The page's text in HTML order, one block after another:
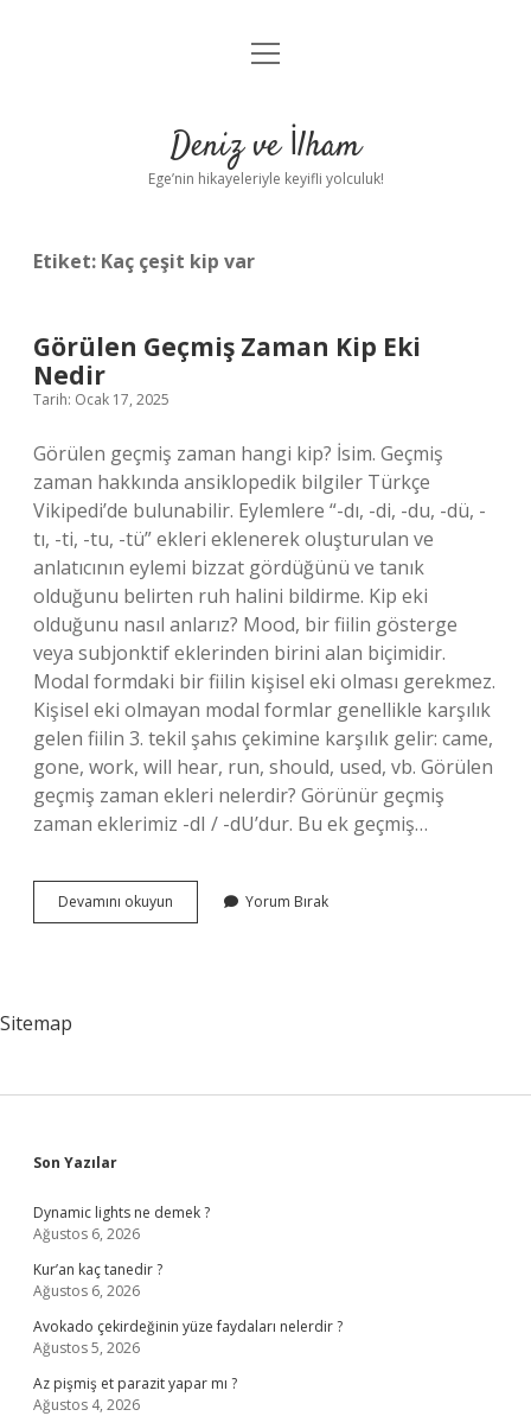
Anasayfa
Yasal Uyarı
menüyü
Deniz ve İlham
Ege’nin hikayeleriyle keyifli yolculuk!
Etiket: Kaç çeşit kip var
Görülen Geçmiş Zaman Kip Eki
Nedir
Tarih: Ocak 17, 2025
Görülen geçmiş zaman hangi kip? İsim. Geçmiş
zaman hakkında ansiklopedik bilgiler Türkçe
Vikipedi’de bulunabilir. Eylemlere “-dı, -di, -du, -dü, -
tı, -ti, -tu, -tü” ekleri eklenerek oluşturulan ve
anlatıcının eylemi bizzat gördüğünü ve tanık
olduğunu belirten ruh halini bildirme. Kip eki
olduğunu nasıl anlarız? Mood, bir fiilin gösterge
veya subjonktif eklerinden birini alan biçimidir.
Modal formdaki bir fiilin kişisel eki olması gerekmez.
Kişisel eki olmayan modal formlar genellikle karşılık
gelen fiilin 3. tekil şahıs çekimine karşılık gelir: came,
gone, work, will hear, run, should, used, vb. Görülen
geçmiş zaman ekleri nelerdir? Görünür geçmiş
zaman eklerimiz -dI / -dU’dur. Bu ek geçmiş…
Devamını okuyun Görülen
Geçmiş
Yorum Bırak
Sitemap
Sidebar
Son Yazılar
Dynamic lights ne demek ?
Ağustos 6, 2026
Kur’an kaç tanedir ?
Ağustos 6, 2026
Avokado çekirdeğinin yüze faydaları nelerdir ?
Ağustos 5, 2026
Az pişmiş et parazit yapar mı ?
Ağustos 4, 2026